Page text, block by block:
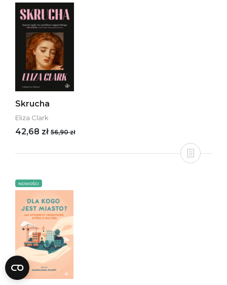
Skrucha
Eliza Clark
42,68 zł 56,90 zł
NOWOŚCI